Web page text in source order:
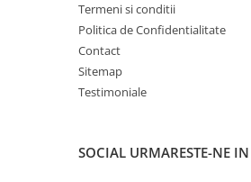
Termeni si conditii
Politica de Confidentialitate
Contact
Sitemap
Testimoniale
SOCIAL URMARESTE-NE